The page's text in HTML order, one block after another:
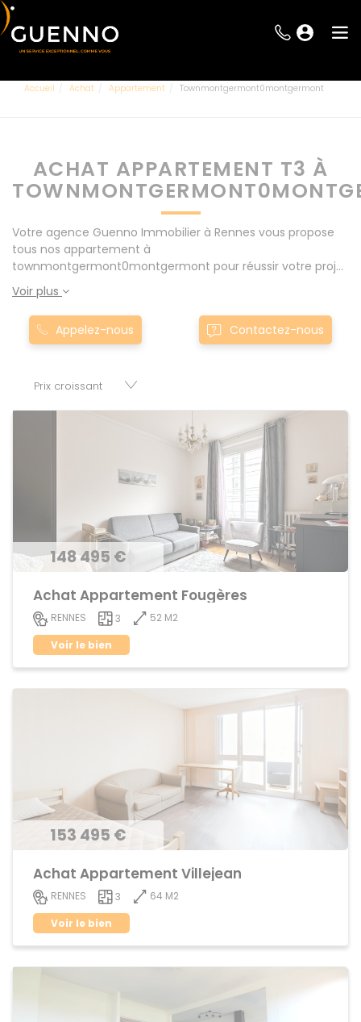
Accueil Achat Appartement Townmontgermont0montgermont
ACHAT APPARTEMENT T3 À
Votre agence Guenno Immobilier à Rennes vous propose
tous nos appartement à
townmontgermont0montgermont pour réussir votre projet
immobilier d' achat. Consultez l'ensemble de nos offres à
Rennes mais également aux alentours : Le Rheu, Pacé,
Montgermont... Nos appartement T3 à
townmontgermont0montgermont sont proposés au
votre disposition parkings, cessions de baux, fonds de
Voir plus
Appelez-nous Contactez-nous
148 495 €
Achat Appartement Fougères
RENNES 3
52 M2
Voir le bien
153 495 €
Achat Appartement Villejean
RENNES 3
64 M2
Voir le bien